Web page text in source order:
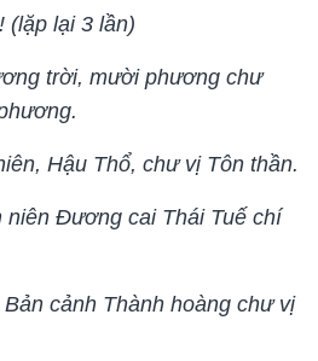
(lặp lại 3 lần)
trời, mười phương chư
Hậu Thổ, chư vị Tôn thần.
niên Đương cai Thái Tuế chí
cảnh Thành hoàng chư vị